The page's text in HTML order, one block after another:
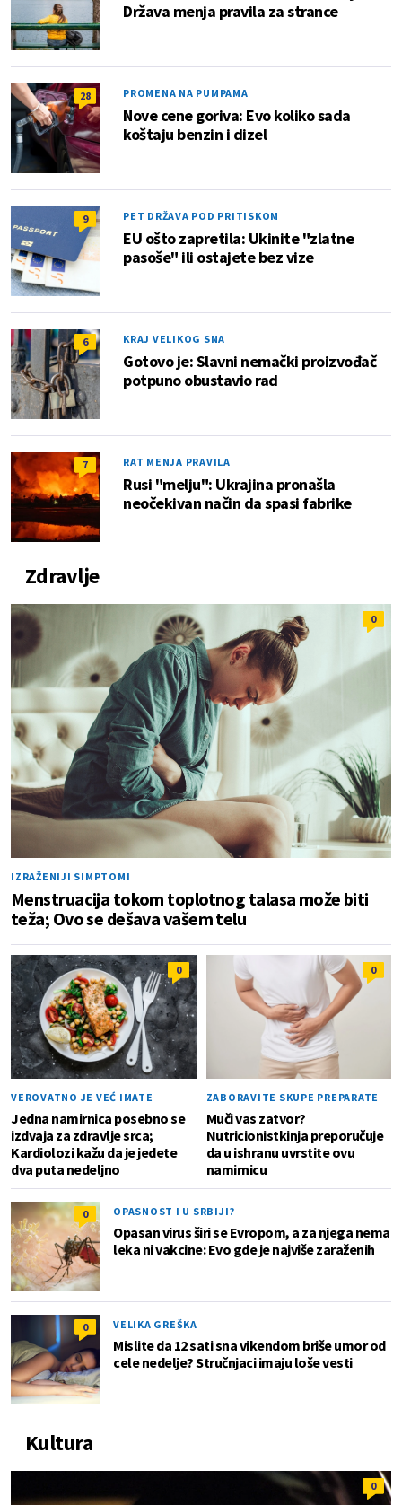
Država menja pravila za strance
28 PROMENA NA PUMPAMA
Nove cene goriva: Evo koliko sada
koštaju benzin i dizel
9 PET DRŽAVA POD PRITISKOM
EU ošto zapretila: Ukinite "zlatne
pasoše" ili ostajete bez vize
6 KRAJ VELIKOG SNA
Gotovo je: Slavni nemački proizvođač
potpuno obustavio rad
7 RAT MENJA PRAVILA
Rusi "melju": Ukrajina pronašla
neočekivan način da spasi fabrike
Zdravlje
0
IZRAŽENIJI SIMPTOMI
Menstruacija tokom toplotnog talasa može biti
teža; Ovo se dešava vašem telu
0
VEROVATNO JE VEĆ IMATE
Jedna namirnica posebno se
izdvaja za zdravlje srca;
Kardiolozi kažu da je jedete
dva puta nedeljno
0
ZABORAVITE SKUPE PREPARATE
Muči vas zatvor?
Nutricionistkinja preporučuje
da u ishranu uvrstite ovu
namirnicu
0 OPASNOST I U SRBIJI?
Opasan virus širi se Evropom, a za njega nema
leka ni vakcine: Evo gde je najviše zaraženih
0 VELIKA GREŠKA
Mislite da 12 sati sna vikendom briše umor od
cele nedelje? Stručnjaci imaju loše vesti
Kultura
0